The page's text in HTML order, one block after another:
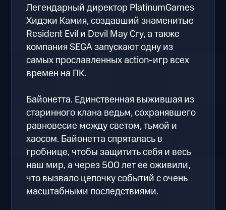
Легендарный директор PlatinumGames
Хидэки Камия, создавший знаменитые
Resident Evil и Devil May Cry, а также
компания SEGA запускают одну из
самых прославленных action-игр всех
времен на ПК.
Байонетта. Единственная выжившая из
старинного клана ведьм, сохранявшего
равновесие между светом, тьмой и
хаосом. Байонетта спряталась в
гробнице, чтобы защитить себя и весь
наш мир, а через 500 лет ее оживили,
что вызвало цепочку событий с очень
масштабными последствиями.